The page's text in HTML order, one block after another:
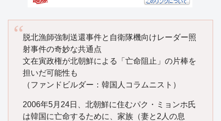
脱北漁師強制送還事件と自衛隊機向けレーダー照
射事件の奇妙な共通点
文在寅政権が北朝鮮による「亡命阻止」の片棒を
担いだ可能性も
（ファンドビルダー：韓国人コラムニスト）
2006年5月24日、北朝鮮に住むパク・ミョンホ氏
は韓国に亡命するために、家族（妻と2人の息